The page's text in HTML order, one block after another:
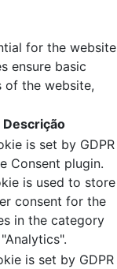
for the website
ensure basic
of the website,
Descrição
is set by GDPR
Consent plugin.
is used to store
consent for the
in the category
"Analytics".
is set by GDPR